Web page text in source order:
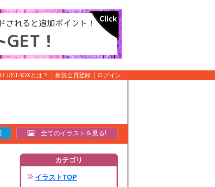
ILLUSTBOXとは？ 新規会員登録 ログイン
全てのイラストを見る!
カテゴリ
イラストTOP